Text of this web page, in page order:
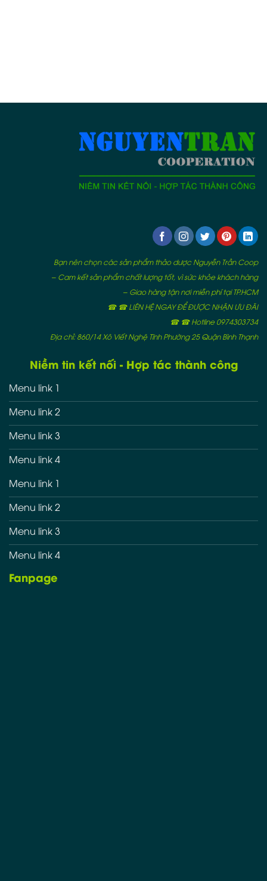
Bạn nên chọn các sản phẩm thảo dược Nguyễn Trần Coop
– Cam kết sản phẩm chất lượng tốt, vì sức khỏe khách hàng
– Giao hàng tận nơi miễn phí tại TP.HCM
☎ ☎ LIÊN HỆ NGAY ĐỂ ĐƯỢC NHẬN ƯU ĐÃI
☎ ☎ Hotline 0974303734
Địa chỉ: 860/14 Xô Viết Nghệ Tĩnh Phường 25 Quận Bình Thạnh
Niềm tin kết nối - Hợp tác thành công
Menu link 1
Menu link 2
Menu link 3
Menu link 4
Menu link 1
Menu link 2
Menu link 3
Menu link 4
Fanpage